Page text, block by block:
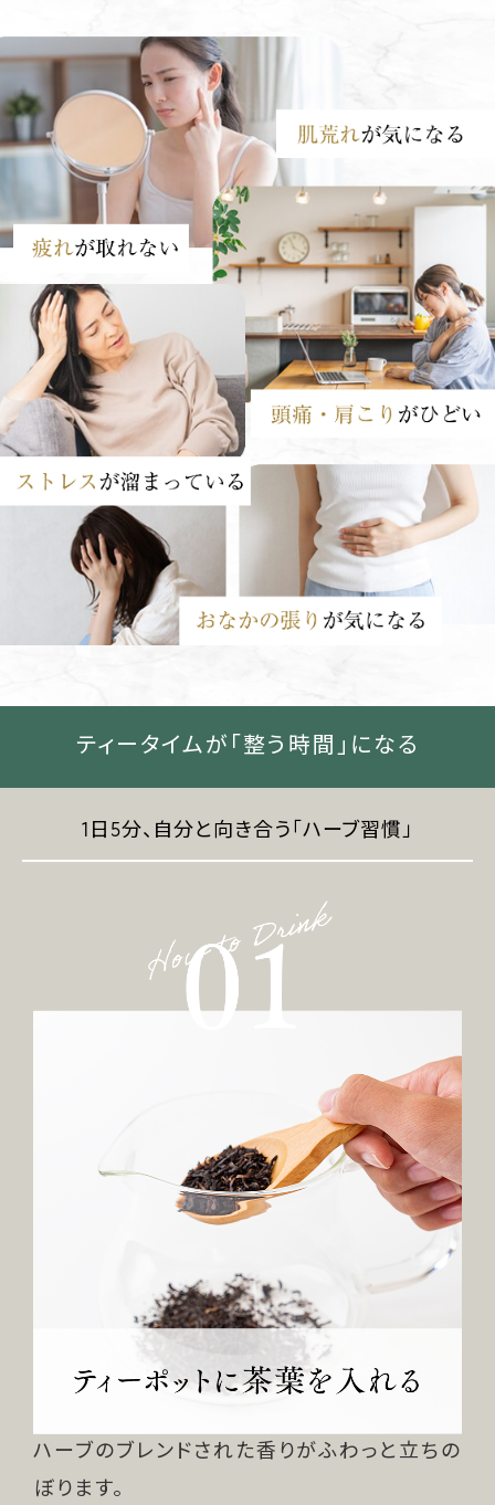
ティータイムが「整う時間」になる
1日5分、自分と向き合う「ハーブ習慣」
ハーブのブレンドされた香りがふわっと立ちの
ぼります。